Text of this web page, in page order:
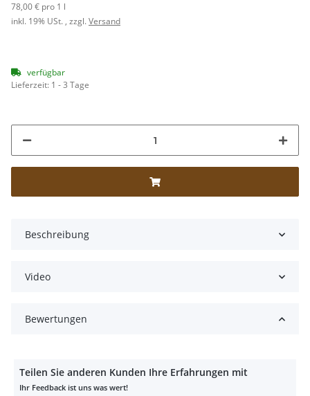
78,00 € pro 1 l
inkl. 19% USt. , zzgl.Versand
verfügbar
Lieferzeit: 1 - 3 Tage
Beschreibung
Video
Bewertungen
Teilen Sie anderen Kunden Ihre Erfahrungen mit
Ihr Feedback ist uns was wert!